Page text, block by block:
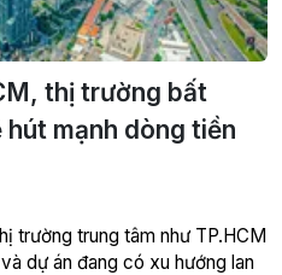
thị trường bất
mạnh dòng tiền
trường trung tâm như TP.HCM
dự án đang có xu hướng lan